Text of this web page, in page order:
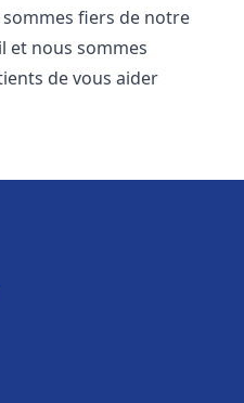
sommes fiers de notre
et nous sommes
de vous aider